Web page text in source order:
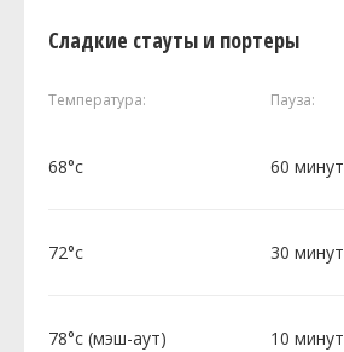
Сладкие стауты и портеры
Температура: Пауза:
68°c 60 минут
72°c 30 минут
78°c (мэш-аут) 10 минут